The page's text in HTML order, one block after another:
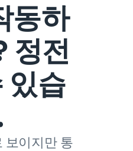
동하
정전
있습
보이지만 통